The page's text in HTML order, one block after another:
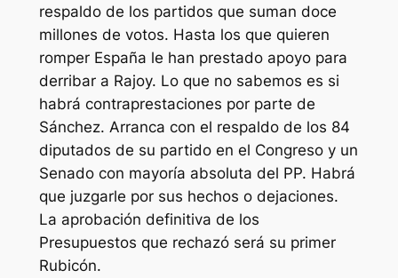
respaldo de los partidos que suman doce
millones de votos. Hasta los que quieren
romper España le han prestado apoyo para
derribar a Rajoy. Lo que no sabemos es si
habrá contraprestaciones por parte de
Sánchez. Arranca con el respaldo de los 84
diputados de su partido en el Congreso y un
Senado con mayoría absoluta del PP. Habrá
que juzgarle por sus hechos o dejaciones.
La aprobación definitiva de los
Presupuestos que rechazó será su primer
Rubicón.